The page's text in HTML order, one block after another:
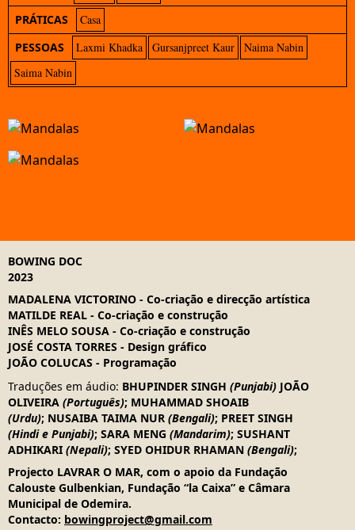
PRÁTICAS
Casa
PESSOAS
Laxmi Khadka Gursanjpreet Kaur
Naima Nabin
Saima Nabin
BOWING DOC
2023
MADALENA VICTORINO - Co-criação e direcção artística
MATILDE REAL - Co-criação e construção
INÊS MELO SOUSA - Co-criação e construção
JOSÉ COSTA TORRES - Design gráfico
JOÃO COLUCAS - Programação
Traduções em áudio: BHUPINDER SINGH (Punjabi) JOÃO
OLIVEIRA (Português); MUHAMMAD SHOAIB
(Urdu); NUSAIBA TAIMA NUR (Bengali); PREET SINGH
(Hindi e Punjabi); SARA MENG (Mandarim); SUSHANT
ADHIKARI (Nepali); SYED OHIDUR RHAMAN (Bengali);
Projecto LAVRAR O MAR, com o apoio da Fundação
Calouste Gulbenkian, Fundação “la Caixa” e Câmara
Municipal de Odemira.
Contacto: bowingproject@gmail.com